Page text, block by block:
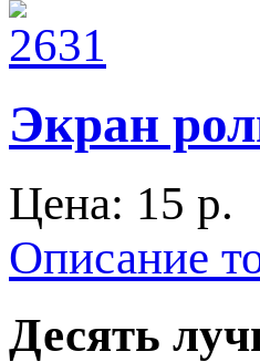
Экран
Цена: 15 p.
Описание
Десять